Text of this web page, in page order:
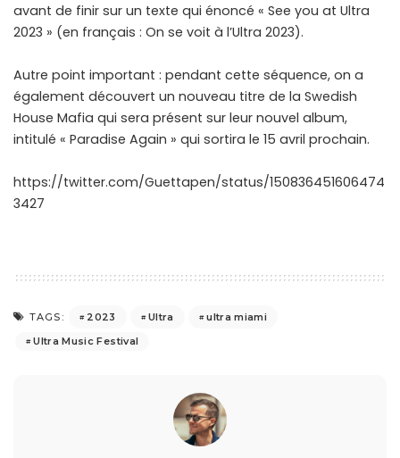
avant de finir sur un texte qui énoncé « See you at Ultra
2023 » (en français : On se voit à l’Ultra 2023).
Autre point important : pendant cette séquence, on a
également découvert un nouveau titre de la Swedish
House Mafia qui sera présent sur leur nouvel album,
intitulé « Paradise Again » qui sortira le 15 avril prochain.
https://twitter.com/Guettapen/status/150836451606474
3427
TAGS: 2023 Ultra
ultra miami
Ultra Music Festival